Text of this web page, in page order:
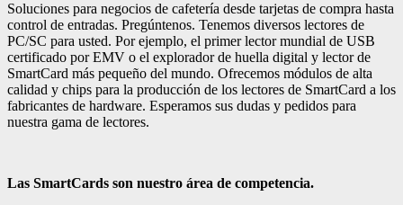
Soluciones para negocios de cafetería desde tarjetas de compra hasta
control de entradas. Pregúntenos. Tenemos diversos lectores de
PC/SC para usted. Por ejemplo, el primer lector mundial de USB
certificado por EMV o el explorador de huella digital y lector de
SmartCard más pequeño del mundo. Ofrecemos módulos de alta
calidad y chips para la producción de los lectores de SmartCard a los
fabricantes de hardware. Esperamos sus dudas y pedidos para
nuestra gama de lectores.
Las SmartCards son nuestro área de competencia.